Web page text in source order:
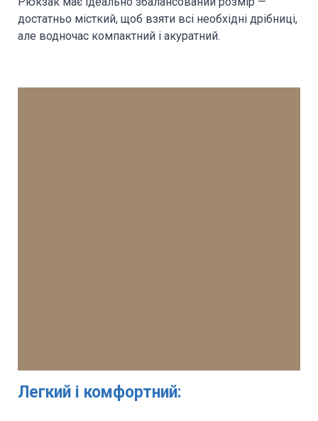
достатньо місткий, щоб взяти всі необхідні дрібниці,
але водночас компактний і акуратний.
Легкий і комфортний: